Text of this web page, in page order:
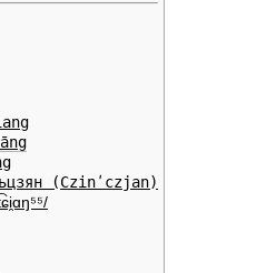
āng
(Czinʹczjan)